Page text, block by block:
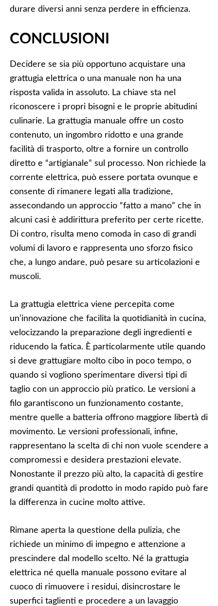
durare diversi anni senza perdere in efficienza.
CONCLUSIONI
Decidere se sia più opportuno acquistare una
grattugia elettrica o una manuale non ha una
risposta valida in assoluto. La chiave sta nel
riconoscere i propri bisogni e le proprie abitudini
culinarie. La grattugia manuale offre un costo
contenuto, un ingombro ridotto e una grande
facilità di trasporto, oltre a fornire un controllo
diretto e “artigianale” sul processo. Non richiede la
corrente elettrica, può essere portata ovunque e
consente di rimanere legati alla tradizione,
assecondando un approccio “fatto a mano” che in
alcuni casi è addirittura preferito per certe ricette.
Di contro, risulta meno comoda in caso di grandi
volumi di lavoro e rappresenta uno sforzo fisico
che, a lungo andare, può pesare su articolazioni e
muscoli.
La grattugia elettrica viene percepita come
un’innovazione che facilita la quotidianità in cucina,
velocizzando la preparazione degli ingredienti e
riducendo la fatica. È particolarmente utile quando
si deve grattugiare molto cibo in poco tempo, o
quando si vogliono sperimentare diversi tipi di
taglio con un approccio più pratico. Le versioni a
filo garantiscono un funzionamento costante,
mentre quelle a batteria offrono maggiore libertà di
movimento. Le versioni professionali, infine,
rappresentano la scelta di chi non vuole scendere a
compromessi e desidera prestazioni elevate.
Nonostante il prezzo più alto, la capacità di gestire
grandi quantità di prodotto in modo rapido può fare
la differenza in cucine molto attive.
Rimane aperta la questione della pulizia, che
richiede un minimo di impegno e attenzione a
prescindere dal modello scelto. Né la grattugia
elettrica né quella manuale possono evitare al
cuoco di rimuovere i residui, disincrostare le
superfici taglienti e procedere a un lavaggio